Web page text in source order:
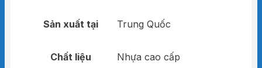
01 máy massage mini HoMedics 4 đầu
rung nhỏ gọn, dễ dàng thao tác.
trên xe hơi, phòng làm việc.
Sản xuất tại Trung Quốc
Chất liệu Nhựa cao cấp